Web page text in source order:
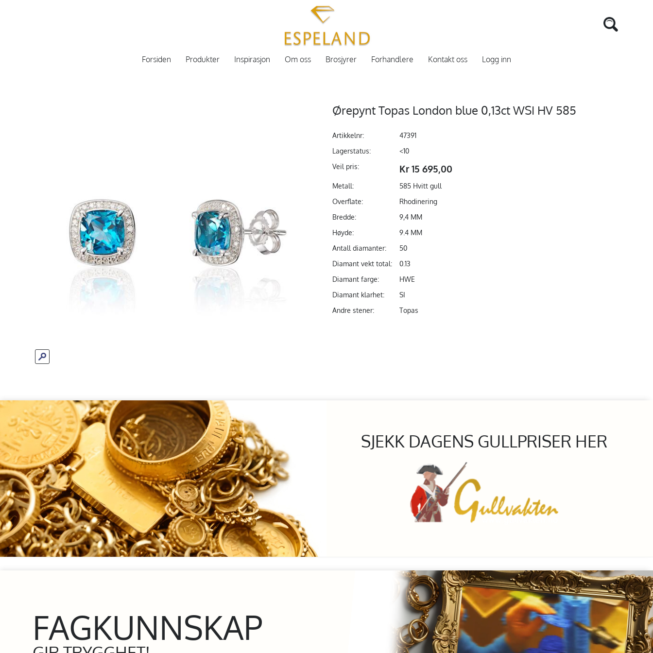
Forsiden Produkter Inspirasjon Om oss Brosjyrer Forhandlere Kontakt oss Logg inn
Ørepynt Topas London blue 0,13ct WSI HV 585
Artikkelnr:
47391
Lagerstatus:
<10
Veil pris:
Kr 15 695,00
Metall:
585 Hvitt gull
Overflate:
Rhodinering
Bredde:
9,4 MM
Høyde:
9.4 MM
Antall diamanter:
50
Diamant vekt total:
0.13
Diamant farge:
HWE
Diamant klarhet:
SI
Andre stener:
Topas
SJEKK DAGENS GULLPRISER HER
FAGKUNNSKAP